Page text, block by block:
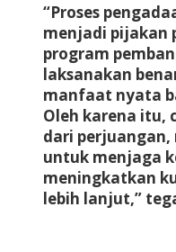
“Proses
menjadi pijakan
program
laksanakan
manfaat nyata
Oleh karena itu,
dari
untuk menjaga
meningkatkan
lebih lanjut,”